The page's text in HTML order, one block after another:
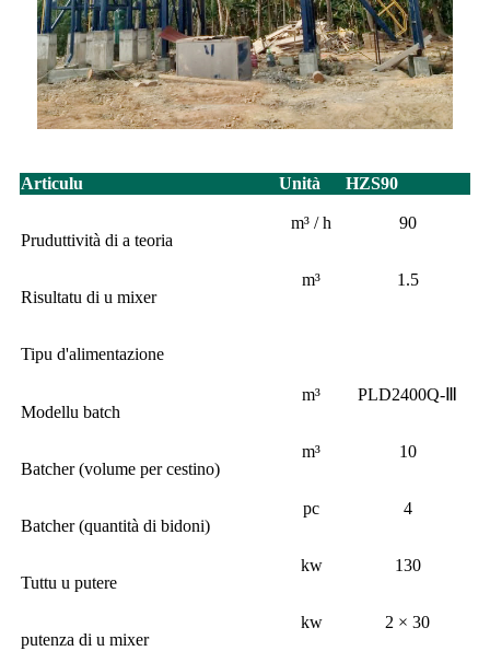
Articulu Unità HZS90
Pruduttività di a teoria
m³ / h 90
Risultatu di u mixer
m³ 1.5
Tipu d'alimentazione
Modellu batch
m³ PLD2400Q-Ⅲ
Batcher (volume per cestino)
m³ 10
Batcher (quantità di bidoni)
pc 4
Tuttu u putere
kw 130
putenza di u mixer
kw 2 × 30